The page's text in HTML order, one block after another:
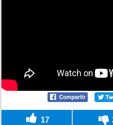
17